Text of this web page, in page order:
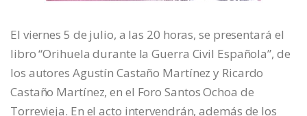
El viernes 5 de julio, a las 20 horas, se presentará el
libro “Orihuela durante la Guerra Civil Española”, de
los autores Agustín Castaño Martínez y Ricardo
Castaño Martínez, en el Foro Santos Ochoa de
Torrevieja. En el acto intervendrán, además de los